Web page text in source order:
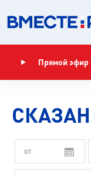
Прямой эфир